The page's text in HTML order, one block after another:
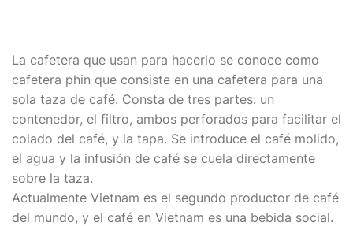
La cafetera que usan para hacerlo se conoce como
cafetera phin que consiste en una cafetera para una
sola taza de café. Consta de tres partes: un
contenedor, el filtro, ambos perforados para facilitar el
colado del café, y la tapa. Se introduce el café molido,
el agua y la infusión de café se cuela directamente
sobre la taza.
Actualmente Vietnam es el segundo productor de café
del mundo, y el café en Vietnam es una bebida social.